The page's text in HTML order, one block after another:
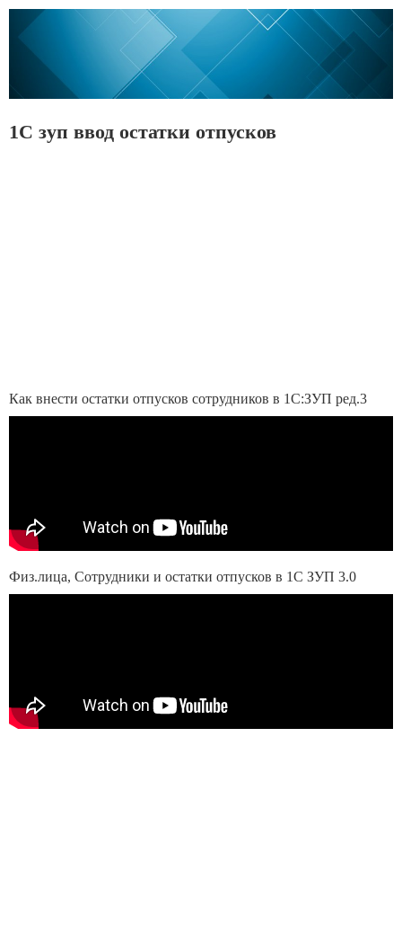
1С зуп ввод остатки отпусков
Как внести остатки отпусков сотрудников в 1С:ЗУП ред.3
Физ.лица, Сотрудники и остатки отпусков в 1С ЗУП 3.0